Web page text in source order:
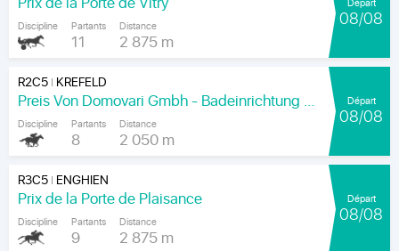
Discipline Partants
11
Distance
2 875 m
Départ
08/08
R2C5| KREFELD
Preis Von Domovari Gmbh - Badeinrichtung Auf Mass
Discipline Partants
8
Distance
2 050 m
Départ
08/08
R3C5| ENGHIEN
Prix de la Porte de Plaisance
Discipline Partants
9
Distance
2 875 m
Départ
08/08